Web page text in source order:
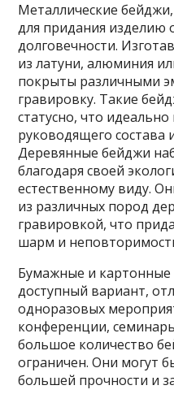
Металлические
для придания изделию
долговечности.
из латуни, алюминия
покрыты различными
гравировку. Такие
статусно, что
руководящего состава
Деревянные бейджи
благодаря своей
естественному виду.
из различных пород
гравировкой, что
шарм и
Бумажные и
доступный вариант,
одноразовых
конференции,
большое количество
ограничен. Они могут
большей прочности и